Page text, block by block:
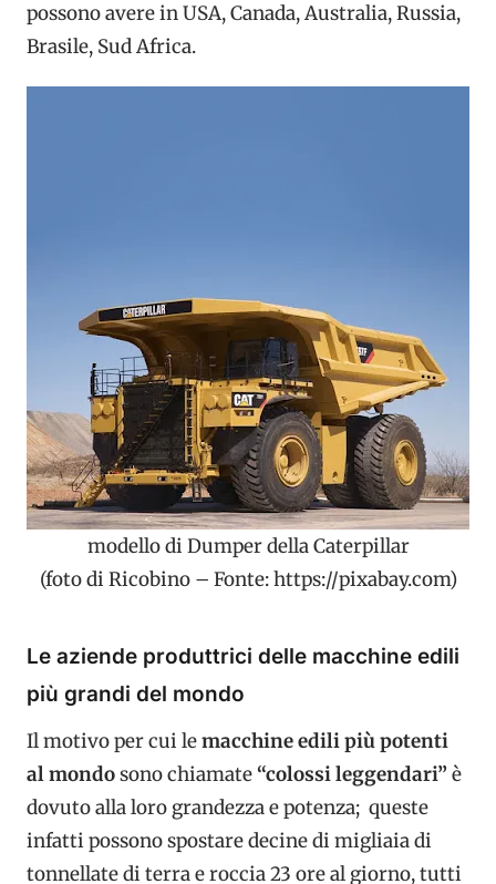
possono avere in USA, Canada, Australia, Russia,
Brasile, Sud Africa.
modello di Dumper della Caterpillar
(foto di Ricobino – Fonte: https://pixabay.com)
Le aziende produttrici delle macchine edili
più grandi del mondo
Il motivo per cui lemacchine edili più potenti
al mondosono chiamate“colossi leggendari”è
dovuto alla loro grandezza e potenza; queste
infatti possono spostare decine di migliaia di
tonnellate di terra e roccia 23 ore al giorno, tutti